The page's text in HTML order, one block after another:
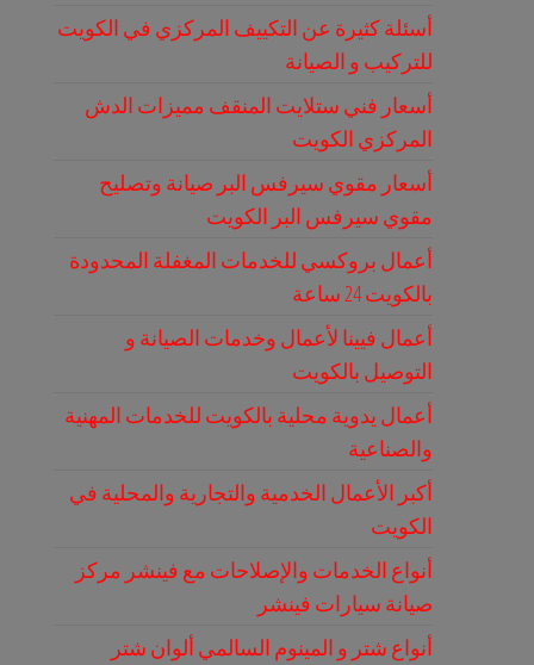
أسئلة كثيرة عن التكييف المركزي في الكويت
للتركيب و الصيانة
أسعار فني ستلايت المنقف مميزات الدش
المركزي الكويت
أسعار مقوي سيرفس البر صيانة وتصليح
مقوي سيرفس البر الكويت
أعمال بروكسي للخدمات المغفلة المحدودة
بالكويت 24 ساعة
أعمال فيينا لأعمال وخدمات الصيانة و
التوصيل بالكويت
أعمال يدوية محلية بالكويت للخدمات المهنية
والصناعية
أكبر الأعمال الخدمية والتجارية والمحلية في
الكويت
أنواع الخدمات والإصلاحات مع فينشر مركز
صيانة سيارات فينشر
أنواع شتر و المينوم السالمي ألوان شتر